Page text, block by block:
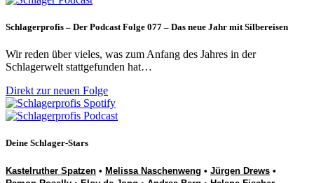
Schlagerprofis – Der Podcast Folge 077 – Das neue Jahr mit Silbereisen
Wir reden über vieles, was zum Anfang des Jahres in der
Schlagerwelt stattgefunden hat…
Direkt zur neuen Folge
Deine Schlager-Stars
Kastelruther Spatzen • Melissa Naschenweng • Jürgen Drews •